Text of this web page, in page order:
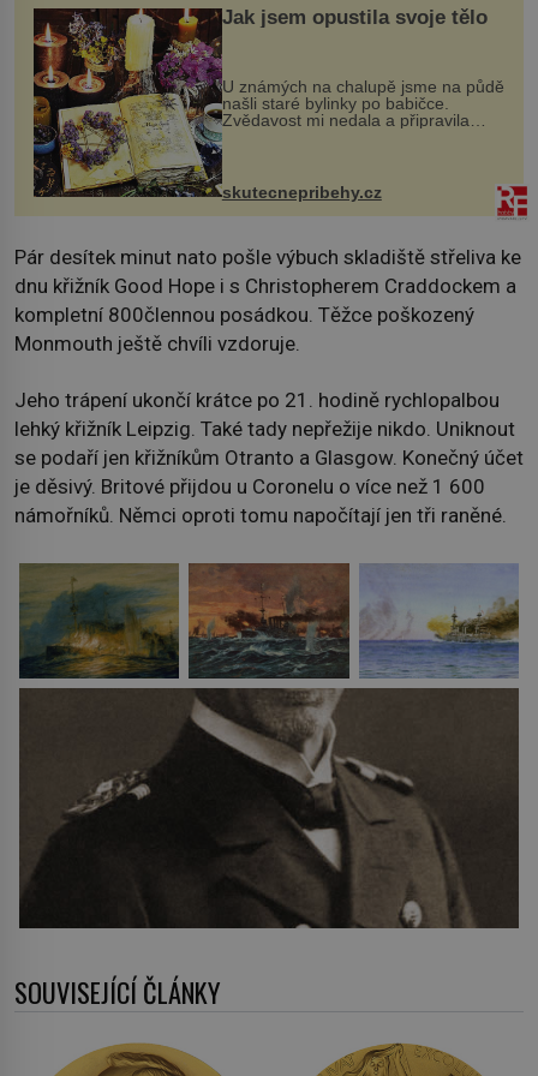
Jak jsem opustila svoje tělo
U známých na chalupě jsme na půdě
našli staré bylinky po babičce.
Zvědavost mi nedala a připravila
jsem si z nich lektvar… Zimní pobyt
na chalupě se pro mě vlastní vinou
změnil v děsivý zážitek, na kt...
skutecnepribehy.cz
Pár desítek minut nato pošle výbuch skladiště střeliva ke
dnu křižník Good Hope i s Christopherem Craddockem a
kompletní 800člennou posádkou. Těžce poškozený
Monmouth ještě chvíli vzdoruje.
Jeho trápení ukončí krátce po 21. hodině rychlopalbou
lehký křižník Leipzig. Také tady nepřežije nikdo. Uniknout
se podaří jen křižníkům Otranto a Glasgow. Konečný účet
je děsivý. Britové přijdou u Coronelu o více než 1 600
námořníků. Němci oproti tomu napočítají jen tři raněné.
SOUVISEJÍCÍ ČLÁNKY